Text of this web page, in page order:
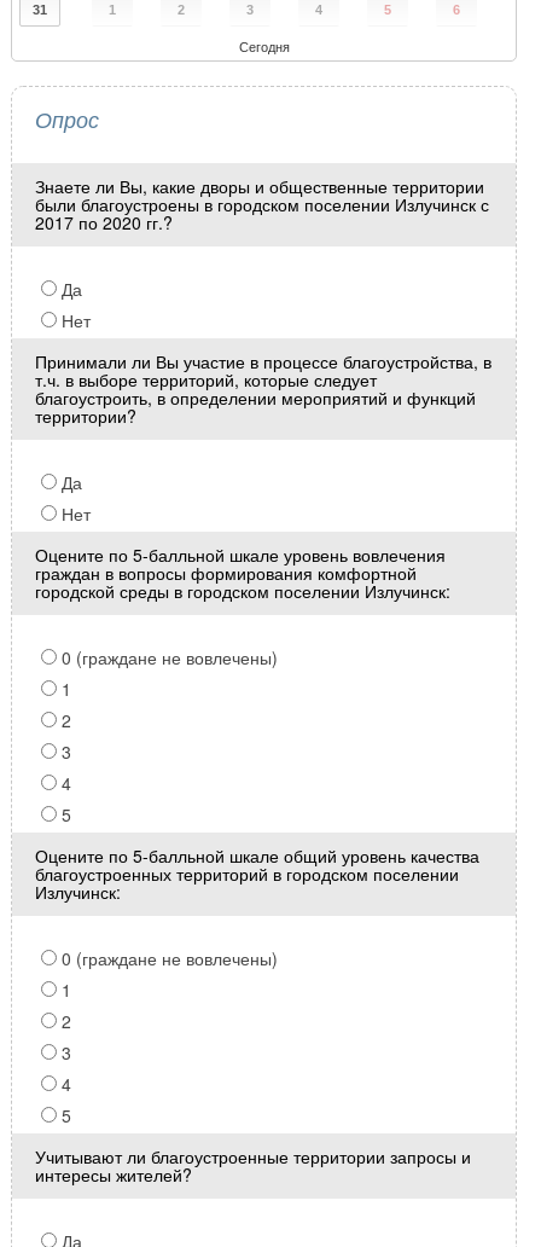
31 1 2 3 4 5 6
Сегодня
Опрос
Знаете ли Вы, какие дворы и общественные территории
были благоустроены в городском поселении Излучинск с
2017 по 2020 гг.?
Да
Нет
Принимали ли Вы участие в процессе благоустройства, в
т.ч. в выборе территорий, которые следует
благоустроить, в определении мероприятий и функций
территории?
Да
Нет
Оцените по 5-балльной шкале уровень вовлечения
граждан в вопросы формирования комфортной
городской среды в городском поселении Излучинск:
0 (граждане не вовлечены)
1
2
3
4
5
Оцените по 5-балльной шкале общий уровень качества
благоустроенных территорий в городском поселении
Излучинск:
0 (граждане не вовлечены)
1
2
3
4
5
Учитывают ли благоустроенные территории запросы и
интересы жителей?
Да